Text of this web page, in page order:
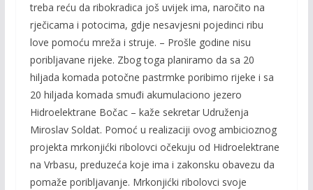
treba reću da ribokradica još uvijek ima, naročito na
rječicama i potocima, gdje nesavjesni pojedinci ribu
love pomoću mreža i struje. – Prošle godine nisu
poribljavane rijeke. Zbog toga planiramo da sa 20
hiljada komada potočne pastrmke poribimo rijeke i sa
20 hiljada komada smuđi akumulaciono jezero
Hidroelektrane Bočac – kaže sekretar Udruženja
Miroslav Soldat. Pomoć u realizaciji ovog ambicioznog
projekta mrkonjićki ribolovci očekuju od Hidroelektrane
na Vrbasu, preduzeća koje ima i zakonsku obavezu da
pomaže poribljavanje. Mrkonjićki ribolovci svoje